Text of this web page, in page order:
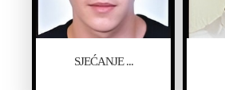
SJEĆANJE ...